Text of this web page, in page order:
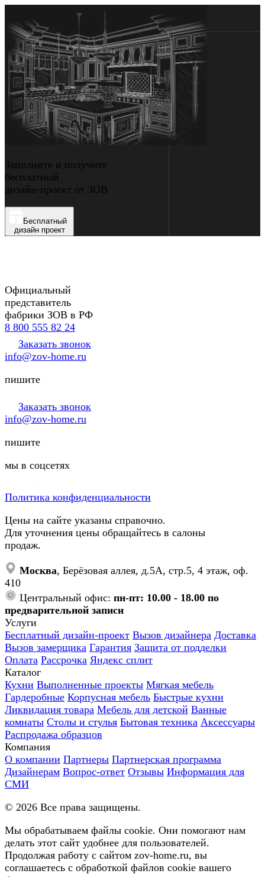
Заполните и получите
бесплатный
дизайн-проект от ЗОВ
Бесплатный
дизайн проект
Официальный
представитель
фабрики ЗОВ в РФ
8 800 555 82 24
Заказать звонок
info@zov-home.ru
пишите
Заказать звонок
info@zov-home.ru
пишите
мы в соцсетях
Политика конфиденциальности
Цены на сайте указаны справочно.
Для уточнения цены обращайтесь в салоны
продаж.
Москва, Берёзовая аллея, д.5А, стр.5, 4 этаж, оф.
410
Центральный офис: пн-пт: 10.00 - 18.00 по
предварительной записи
Услуги
Бесплатный дизайн-проект Вызов дизайнера Доставка
Вызов замерщика Гарантия Защита от подделки
Оплата Рассрочка Яндекс сплит
Каталог
Кухни Выполненные проекты Мягкая мебель
Гардеробные Корпусная мебель Быстрые кухни
Ликвидация товара Мебель для детской Ванные
комнаты Столы и стулья Бытовая техника Аксессуары
Распродажа образцов
Компания
О компании Партнеры Партнерская программа
Дизайнерам Вопрос-ответ Отзывы Информация для
СМИ
© 2026 Все права защищены.
Мы обрабатываем файлы cookie. Они помогают нам
делать этот сайт удобнее для пользователей.
Продолжая работу с сайтом zov-home.ru, вы
соглашаетесь с обработкой файлов cookie вашего